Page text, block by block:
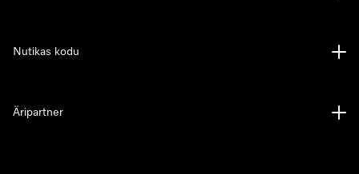
Nutikas kodu
Äripartner